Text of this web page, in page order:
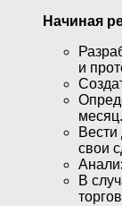
Начиная
и
месяц.
Вести
свои
В